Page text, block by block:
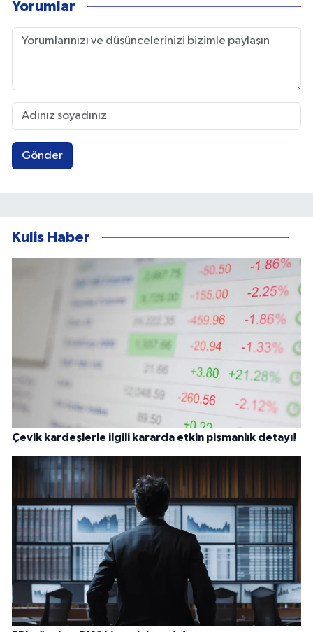
Yorumlar
Gönder
Kulis Haber
Çevik kardeşlerle ilgili kararda etkin pişmanlık detayı!